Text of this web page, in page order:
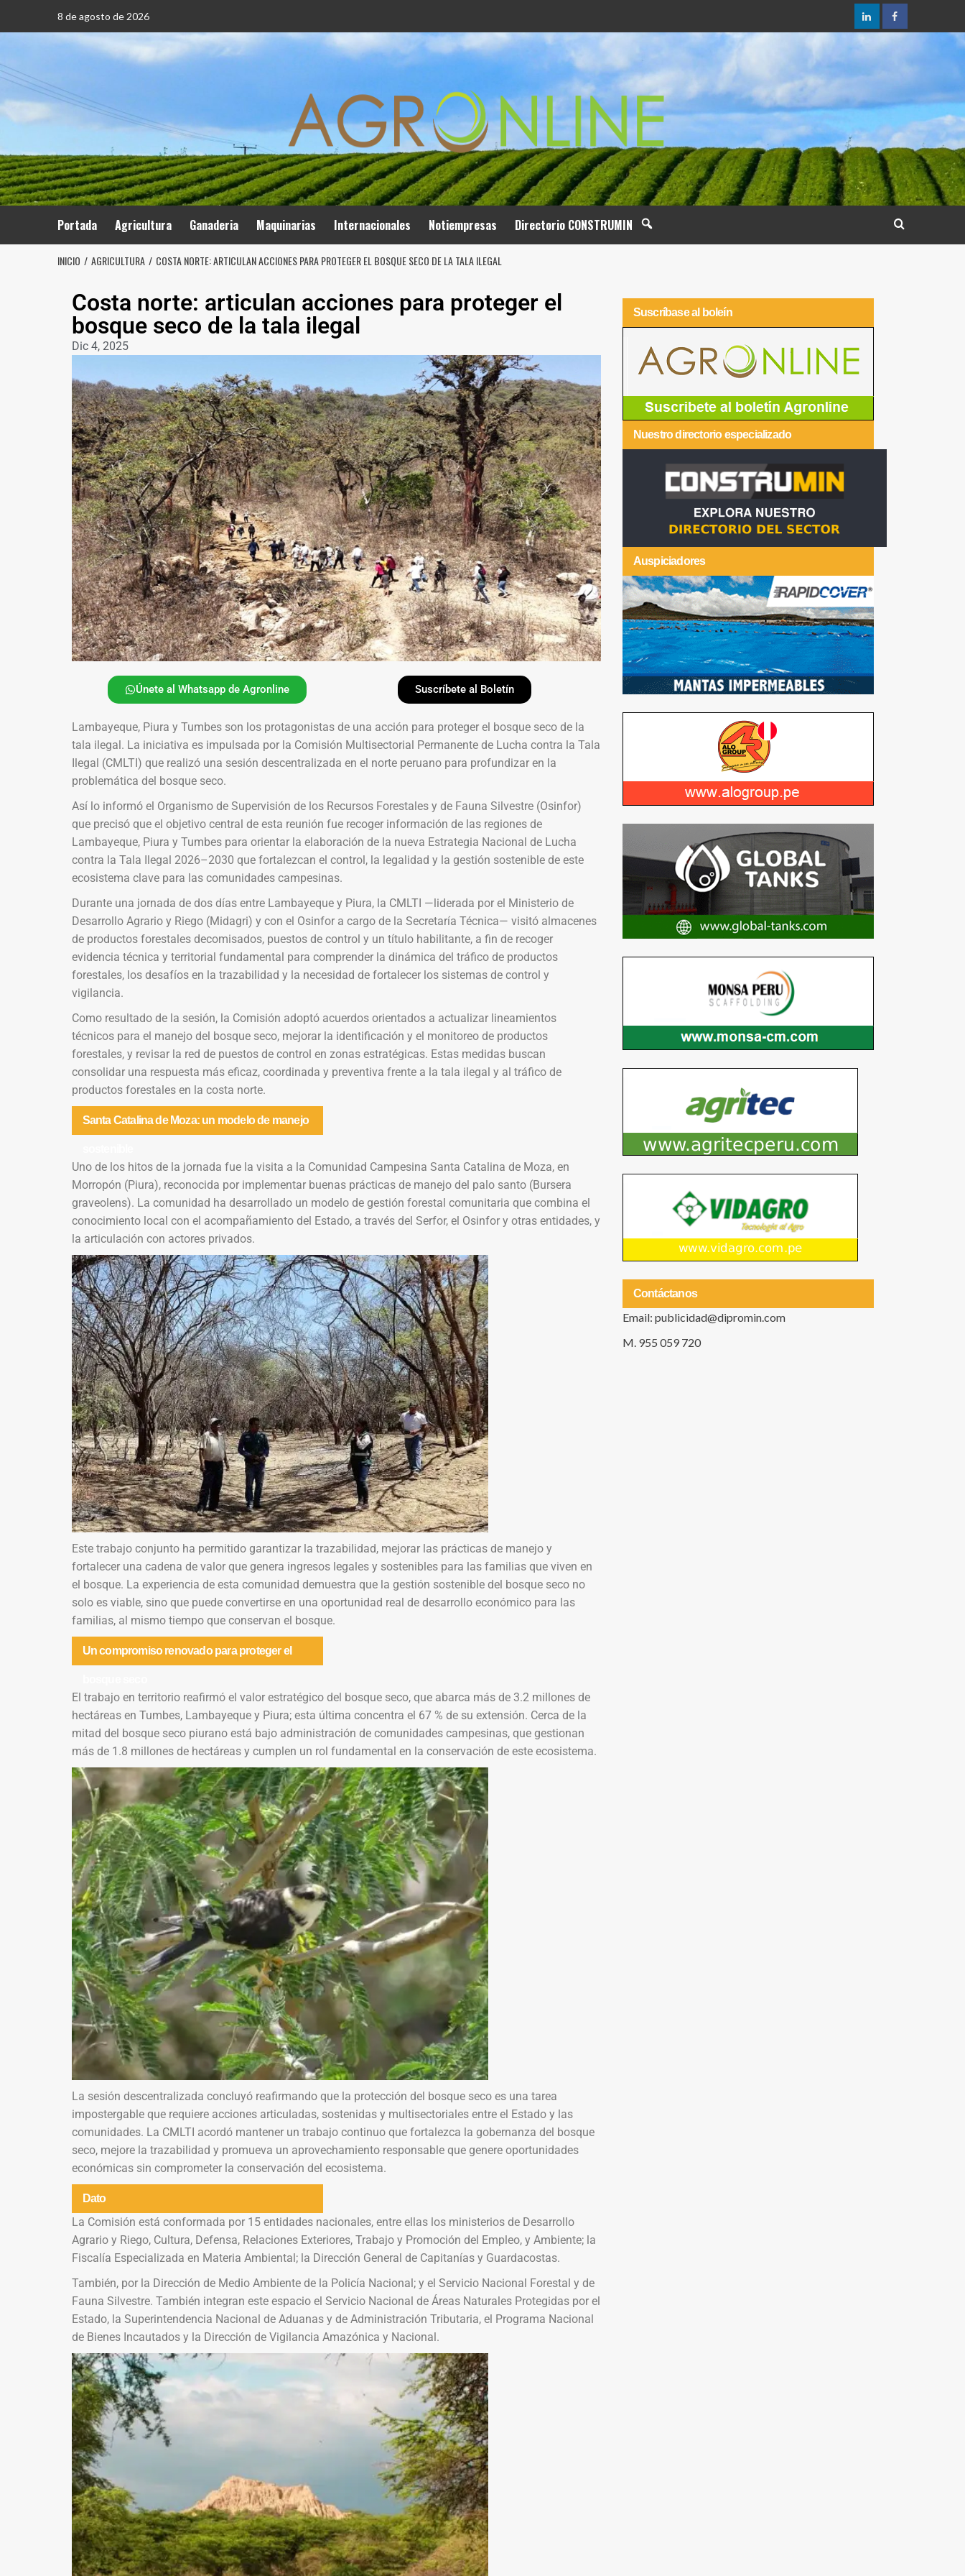
8 de agosto de 2026
Portada Agricultura Ganaderia Maquinarias Internacionales Notiempresas Directorio CONSTRUMIN
INICIO AGRICULTURA COSTA NORTE: ARTICULAN ACCIONES PARA PROTEGER EL BOSQUE SECO DE LA TALA ILEGAL
Costa norte: articulan acciones para proteger el
bosque seco de la tala ilegal
Dic 4, 2025
Únete al Whatsapp de Agronline Suscríbete al Boletín
Lambayeque, Piura y Tumbes son los protagonistas de una acción para proteger el bosque seco de la
tala ilegal. La iniciativa es impulsada por la Comisión Multisectorial Permanente de Lucha contra la Tala
Ilegal (CMLTI) que realizó una sesión descentralizada en el norte peruano para profundizar en la
problemática del bosque seco.
Así lo informó el Organismo de Supervisión de los Recursos Forestales y de Fauna Silvestre (Osinfor)
que precisó que el objetivo central de esta reunión fue recoger información de las regiones de
Lambayeque, Piura y Tumbes para orientar la elaboración de la nueva Estrategia Nacional de Lucha
contra la Tala Ilegal 2026–2030 que fortalezcan el control, la legalidad y la gestión sostenible de este
ecosistema clave para las comunidades campesinas.
Durante una jornada de dos días entre Lambayeque y Piura, la CMLTI —liderada por el Ministerio de
Desarrollo Agrario y Riego (Midagri) y con el Osinfor a cargo de la Secretaría Técnica— visitó almacenes
de productos forestales decomisados, puestos de control y un título habilitante, a fin de recoger
evidencia técnica y territorial fundamental para comprender la dinámica del tráfico de productos
forestales, los desafíos en la trazabilidad y la necesidad de fortalecer los sistemas de control y
vigilancia.
Como resultado de la sesión, la Comisión adoptó acuerdos orientados a actualizar lineamientos
técnicos para el manejo del bosque seco, mejorar la identificación y el monitoreo de productos
forestales, y revisar la red de puestos de control en zonas estratégicas. Estas medidas buscan
consolidar una respuesta más eficaz, coordinada y preventiva frente a la tala ilegal y al tráfico de
productos forestales en la costa norte.
Santa Catalina de Moza: un modelo de manejo
Uno de los hitos de la jornada fue la visita a la Comunidad Campesina Santa Catalina de Moza, en
Morropón (Piura), reconocida por implementar buenas prácticas de manejo del palo santo (Bursera
graveolens). La comunidad ha desarrollado un modelo de gestión forestal comunitaria que combina el
conocimiento local con el acompañamiento del Estado, a través del Serfor, el Osinfor y otras entidades, y
la articulación con actores privados.
Este trabajo conjunto ha permitido garantizar la trazabilidad, mejorar las prácticas de manejo y
fortalecer una cadena de valor que genera ingresos legales y sostenibles para las familias que viven en
el bosque. La experiencia de esta comunidad demuestra que la gestión sostenible del bosque seco no
solo es viable, sino que puede convertirse en una oportunidad real de desarrollo económico para las
familias, al mismo tiempo que conservan el bosque.
Un compromiso renovado para proteger el
El trabajo en territorio reafirmó el valor estratégico del bosque seco, que abarca más de 3.2 millones de
hectáreas en Tumbes, Lambayeque y Piura; esta última concentra el 67 % de su extensión. Cerca de la
mitad del bosque seco piurano está bajo administración de comunidades campesinas, que gestionan
más de 1.8 millones de hectáreas y cumplen un rol fundamental en la conservación de este ecosistema.
La sesión descentralizada concluyó reafirmando que la protección del bosque seco es una tarea
impostergable que requiere acciones articuladas, sostenidas y multisectoriales entre el Estado y las
comunidades. La CMLTI acordó mantener un trabajo continuo que fortalezca la gobernanza del bosque
seco, mejore la trazabilidad y promueva un aprovechamiento responsable que genere oportunidades
económicas sin comprometer la conservación del ecosistema.
Dato
La Comisión está conformada por 15 entidades nacionales, entre ellas los ministerios de Desarrollo
Agrario y Riego, Cultura, Defensa, Relaciones Exteriores, Trabajo y Promoción del Empleo, y Ambiente; la
Fiscalía Especializada en Materia Ambiental; la Dirección General de Capitanías y Guardacostas.
También, por la Dirección de Medio Ambiente de la Policía Nacional; y el Servicio Nacional Forestal y de
Fauna Silvestre. También integran este espacio el Servicio Nacional de Áreas Naturales Protegidas por el
Estado, la Superintendencia Nacional de Aduanas y de Administración Tributaria, el Programa Nacional
de Bienes Incautados y la Dirección de Vigilancia Amazónica y Nacional.
Suscríbase al boleín
Nuestro directorio especializado
Auspiciadores
Contáctanos
Email: publicidad@dipromin.com
M. 955 059 720